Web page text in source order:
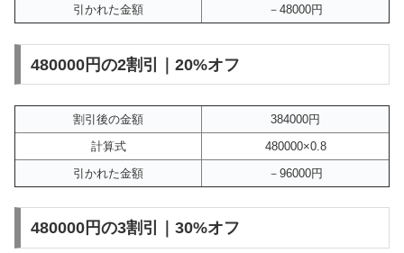
引かれた金額
－48000円
480000円の2割引｜20%オフ
割引後の金額
384000円
計算式
480000×0.8
引かれた金額
－96000円
480000円の3割引｜30%オフ